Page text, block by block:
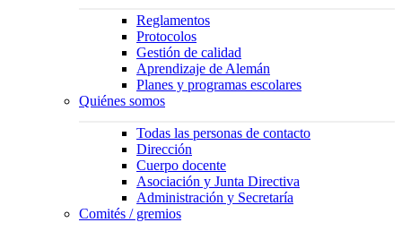
Reglamentos
Protocolos
Gestión de calidad
Aprendizaje de Alemán
Planes y programas escolares
Quiénes somos
Todas las personas de contacto
Dirección
Cuerpo docente
Asociación y Junta Directiva
Administración y Secretaría
Comités / gremios